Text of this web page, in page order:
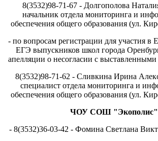
8(3532)98-71-67 - Долгополова
начальник отдела мониторинга и
обеспечения общего образования (ул.
- по вопросам регистрации для участия в
ЕГЭ выпускников школ города
апелляции о несогласии с
8(3532)98-71-62 - Сливкина Ирина
специалист отдела мониторинга и
обеспечения общего образования (ул.
ЧОУ СОШ "Экополис"
- 8(3532)36-03-42 - Фомина Светлана